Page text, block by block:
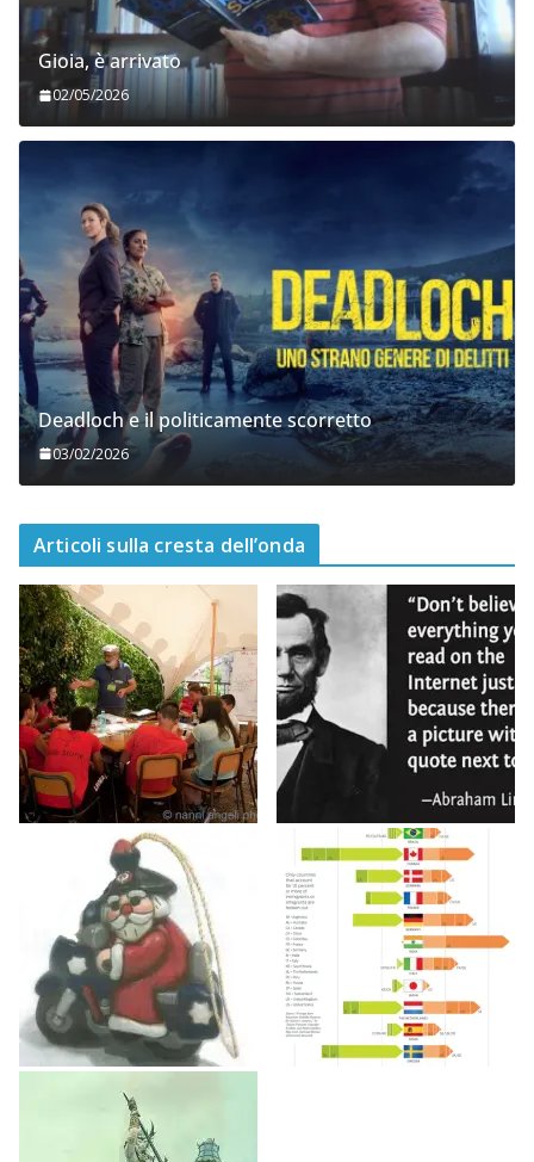
Gioia, è arrivato
02/05/2026
Deadloch e il politicamente scorretto
03/02/2026
Articoli sulla cresta dell’onda